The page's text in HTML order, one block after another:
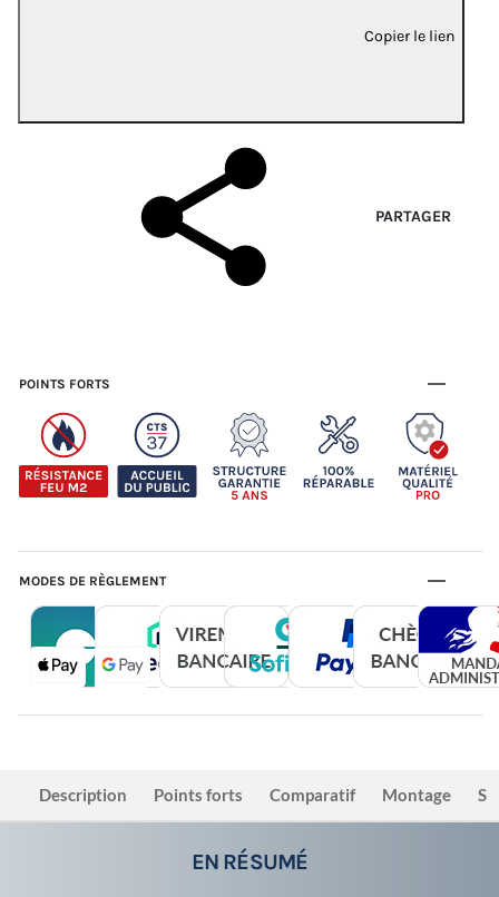
Copier le lien
PARTAGER
POINTS FORTS
MODES DE RÈGLEMENT
Description Points forts Comparatif Montage
EN RÉSUMÉ